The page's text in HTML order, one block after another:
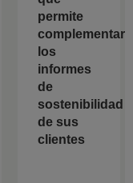
permite
complementar
los
informes
de
sostenibilidad
de sus
clientes